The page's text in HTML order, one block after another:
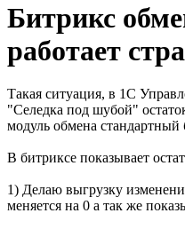
Битрикс
работает
Такая ситуация, в 1С
"Селедка под шубой"
модуль обмена стандартный
В битриксе показывает
1) Делаю выгрузку
меняется на 0 а так же